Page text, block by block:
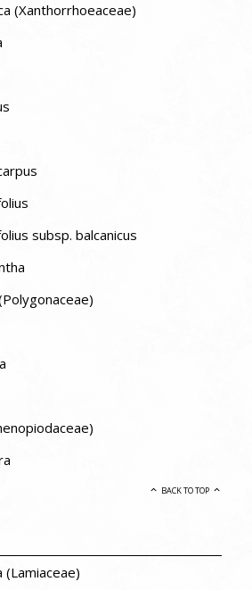
(Xanthorrhoeaceae)
subsp. balcanicus
BACK TO TOP
(Lamiaceae)